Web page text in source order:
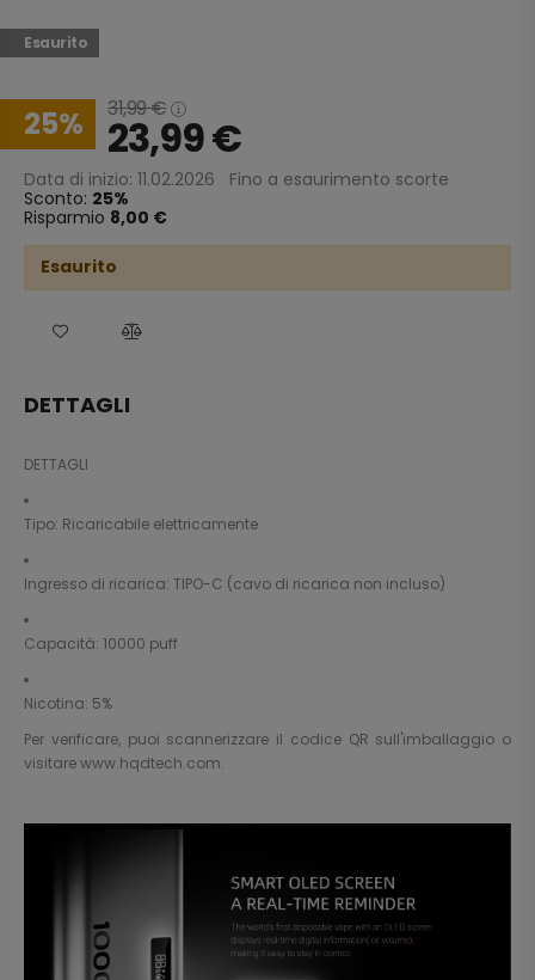
Esaurito
25 31,99€
23,99€
Data di inizio: 11.02.2026
Fino a esaurimento scorte
Sconto: 25
Risparmio 8,00 €
Esaurito
DETTAGLI
DETTAGLI
Tipo: Ricaricabile elettricamente
Ingresso di ricarica: TIPO-C (cavo di ricarica non incluso)
Capacità: 10000 puff
Nicotina: 5%
Per verificare, puoi scannerizzare il codice QR sull'imballaggio o
visitarewww.hqdtech.com.